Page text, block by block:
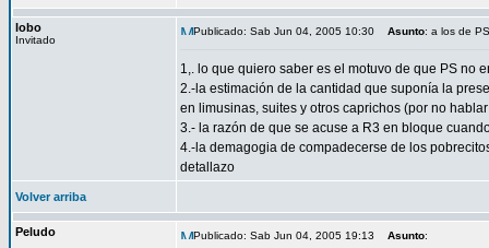
lobo
Invitado
Publicado: Sab Jun 04, 2005 10:30 Asunto: a los de
1,. lo que quiero saber es el motuvo de que PS no
2.-la estimación de la cantidad que suponía la
en limusinas, suites y otros caprichos (por no
3.- la razón de que se acuse a R3 en bloque
4.-la demagogia de compadecerse de los
detallazo
Volver arriba
Peludo Publicado: Sab Jun 04, 2005 19:13 Asunto: